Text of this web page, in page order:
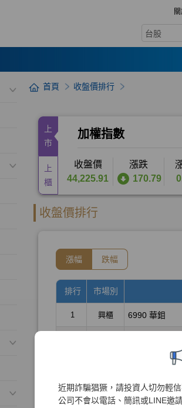
台股
近期詐騙猖獗，請投資人切勿輕
公司不會以電話、簡訊或LINE邀
首頁 收盤價排行